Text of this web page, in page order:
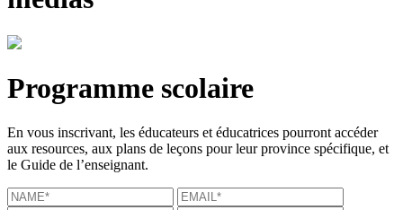
Programme scolaire
En vous inscrivant, les éducateurs et éducatrices pourront accéder
aux resources, aux plans de leçons pour leur province spécifique, et
le Guide de l’enseignant.